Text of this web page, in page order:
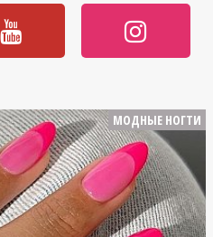
МОДНЫЕ НОГТИ